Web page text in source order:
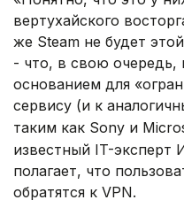
вертухайского
же Steam не будет
- что, в свою очередь,
основанием для
сервису (и к
таким как Sony и
известный IT-эксперт
полагает, что
обратятся к VPN.